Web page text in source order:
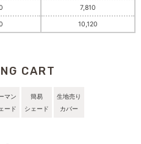
7,810
10,120
CART
マン
ード
簡易
シェード
生地売り
カバー